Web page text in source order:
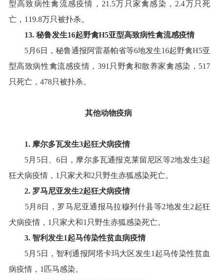
型高致病性禽流感疫情， 21.5万只家禽感染， 2.4万只死
亡， 119.8万只被扑杀。
13. 秘鲁发生16起野禽H5亚型高致病性禽流感疫情
5月 6日，秘鲁通报阿雷基帕省等6地发生16起野禽H5亚
型高致病性禽流感疫情， 391 只野禽和散养家禽感染， 517
只死亡， 478只被扑杀。
其他动物疫病
1. 摩尔多瓦发生3起狂犬病疫情
5月 5日、 6日，摩尔多瓦通报克莱留尼区等2地发生3起
狂犬病疫情， 1 只家犬和2 只野生赤狐感染死亡。
2. 罗马尼亚发生2起狂犬病疫情
5月 8日，罗马尼亚通报马拉穆列什县等2地发生2起狂
犬病疫情， 1 只家犬和1 只野生赤狐感染死亡。
3. 智利发生1起马传染性贫血病疫情
5月 5日，智利通报阿塔卡玛大区发生1 起马传染性贫血
病疫情， 1 匹马感染。